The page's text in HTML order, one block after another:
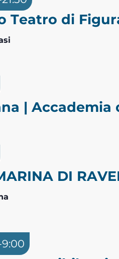
Teatro di
| Accademia
DI